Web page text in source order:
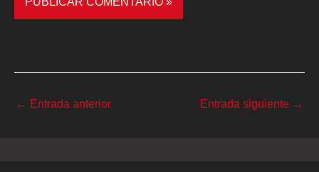
← Entrada anterior Entrada siguiente →